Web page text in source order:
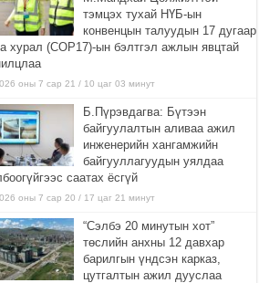
тэмцэх тухай НҮБ-ын
конвенцын талуудын 17 дугаар
хурал (СОР17)-ын бэлтгэл ажлын явцтай
оны 7 сар 21 / 10 цаг 03 минут
Б.Пүрэвдагва: Бүтээн
байгуулалтын аливаа ажил
инженерийн хангамжийн
байгууллагуудын уялдаа
саатах ёсгүй
оны 7 сар 20 / 17 цаг 21 минут
“Сэлбэ 20 минутын хот”
төслийн анхны 12 давхар
барилгын үндсэн карказ,
цутгалтын ажил дууслаа